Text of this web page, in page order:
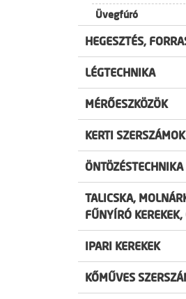
Üvegfúró
HEGESZTÉS,
LÉGTECHNIKA
MÉRŐESZKÖZÖK
KERTI SZERSZÁMOK
ÖNTÖZÉSTECHNIKA
TALICSKA,
FŰNYÍRÓ
IPARI KEREKEK
KŐMŰVES